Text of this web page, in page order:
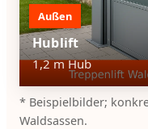
Außen
Hublift
1,2 m Hub
* Beispielbilder;
Waldsassen.